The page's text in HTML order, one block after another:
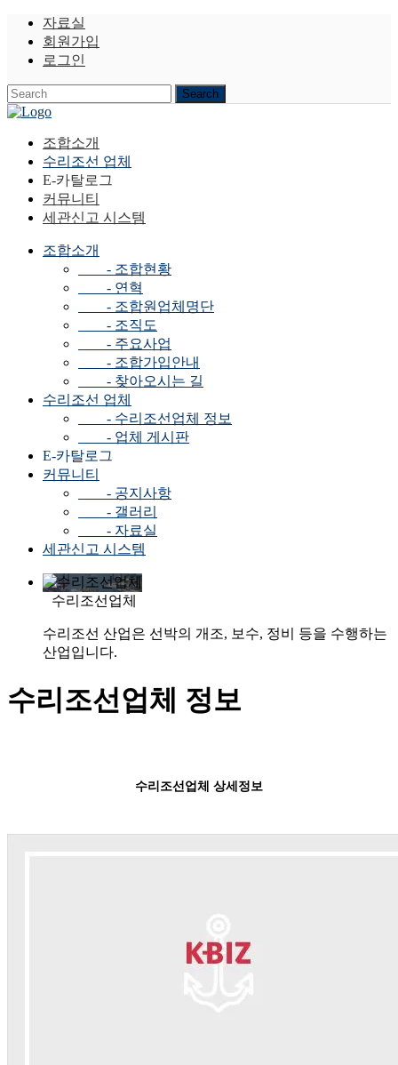
자료실
회원가입
로그인
조합소개
수리조선 업체
E-카탈로그
커뮤니티
세관신고 시스템
조합소개
- 조합현황
- 연혁
- 조합원업체명단
- 조직도
- 주요사업
- 조합가입안내
- 찾아오시는 길
수리조선 업체
- 수리조선업체 정보
- 업체 게시판
E-카탈로그
커뮤니티
- 공지사항
- 갤러리
- 자료실
세관신고 시스템
수리조선업체
수리조선 산업은 선박의 개조, 보수, 정비 등을 수행하는
산업입니다.
수리조선업체 정보
수리조선업체 상세정보